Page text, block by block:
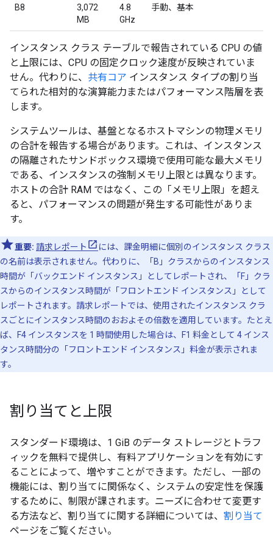
B8
3,072
MB
4.8
GHz
手動、基本
インスタンス クラス テーブルで報告されている CPU の値
と上限には、CPU の固定クロック速度が反映されていま
せん。代わりに、 共有コア インスタンス タイプの割り当
てられた相対的な演算能力またはパフォーマンス階層を表
します。
システムツールは、基盤となるホストマシンの物理メモリ
の合計を報告する場合があります。これは、インスタンス
の隔離されたサンドボックス環境で使用可能な最大メモリ
である、インスタンスの強制メモリ上限とは異なります。
ホストの合計 RAM ではなく、この「メモリ上限」を超え
ると、パフォーマンスの問題が発生する可能性がありま
す。
重要: 請求レポート
には、課金明細に個別のインスタンス クラス
の名前は表示されません。代わりに、「B」クラスからのインスタンス
時間が「バックエンド インスタンス」としてレポートされ、「F」クラ
スからのインスタンス時間が「フロントエンド インスタンス」として
レポートされます。請求レポートでは、使用されたインスタンス クラ
スごとにインスタンス時間のおおよその倍数を適用しています。たとえ
ば、F4 インスタンスを 1 時間使用した場合は、F1 料金として 4 インス
タンス時間分の「フロントエンド インスタンス」料金が表示されま
す。
割り当てと上限
スタンダード環境は、1 GiB のデータ ストレージとトラフ
ィックを無料で提供し、有料アプリケーションを有効にす
ることによって、増やすことができます。ただし、一部の
機能には、割り当てに関係なく、システムの安定性を保護
するために、制限が課されます。ニーズに合わせて変更す
る方法など、割り当てに関する詳細については、 割り当て
ページをご覧ください。